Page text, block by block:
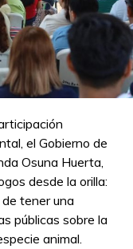
el Gobierno de
Osuna Huerta,
desde la orilla:
tener una
públicas sobre la
animal.